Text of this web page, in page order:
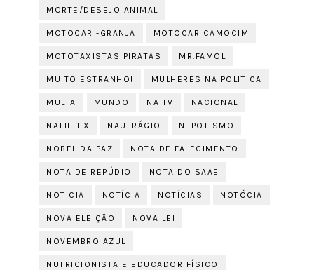
MORTE/DESEJO ANIMAL
MOTOCAR -GRANJA MOTOCAR CAMOCIM
MOTOTAXISTAS PIRATAS MR.FAMOL
MUITO ESTRANHO! MULHERES NA POLITICA
MULTA MUNDO NA TV NACIONAL
NATIFLEX NAUFRÁGIO NEPOTISMO
NOBEL DA PAZ NOTA DE FALECIMENTO
NOTA DE REPÚDIO NOTA DO SAAE
NOTICIA NOTÍCIA NOTÍCIAS NOTÓCIA
NOVA ELEIÇÃO NOVA LEI
NOVEMBRO AZUL
NUTRICIONISTA E EDUCADOR FÍSICO